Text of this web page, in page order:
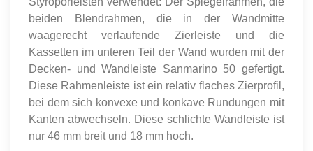
beiden Blendrahmen, die in der Wandmitte
waagerecht verlaufende Zierleiste und die
Kassetten im unteren Teil der Wand wurden mit der
Decken- und Wandleiste Sanmarino 50 gefertigt.
Diese Rahmenleiste ist ein relativ flaches Zierprofil,
bei dem sich konvexe und konkave Rundungen mit
Kanten abwechseln. Diese schlichte Wandleiste ist
nur 46 mm breit und 18 mm hoch.